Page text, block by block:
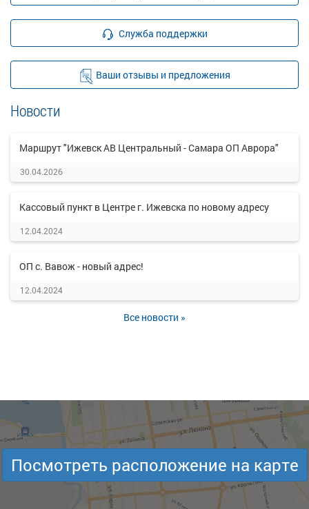
Служба поддержки
Ваши отзывы и предложения
Новости
Маршрут "Ижевск АВ Центральный - Самара ОП Аврора"
30.04.2026
Кассовый пункт в Центре г. Ижевска по новому адресу
12.04.2024
ОП с. Вавож - новый адрес!
12.04.2024
Все новости »
Посмотреть расположение на карте